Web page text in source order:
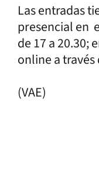
Las entradas
presencial en
de 17 a 20.30;
online a
(VAE)